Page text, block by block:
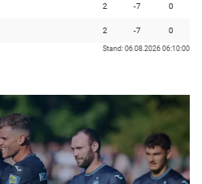
2 -7 0
2 -7 0
Stand: 06.08.2026 06:10:00